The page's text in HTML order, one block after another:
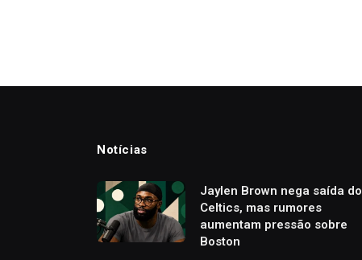
Notícias
Jaylen Brown nega saída do
Celtics, mas rumores
aumentam pressão sobre
Boston